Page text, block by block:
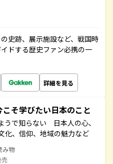
史跡、展示施設など、戦国時
ドする歴史ファン必携の一
詳細を見る
そ学びたい日本のこと
うで知らない 日本人の心、
化、信仰、地域の魅力など
み物
売